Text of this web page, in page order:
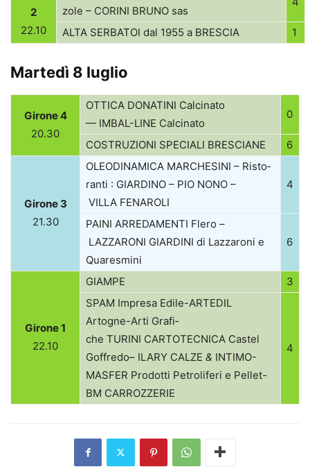
2
22.10
zole – CORINI BRUNO sas
ALTA SERBATOI dal 1955 a BRESCIA 1
Martedì 8 luglio
Girone 4
20.30
OTTICA DONATINI Cal­ci­nato
— IMBAL-LINE Calcinato
0
COSTRUZIONI SPECIALI BRESCIANE 6
Girone 3
21.30
OLEODINAMICA MARCHESINI – Risto­
ranti : GIARDINO – PIO NONO –
VILLA FENAROLI
4
PAINI ARREDAMENTI Flero –
LAZZARONI GIARDINI di Laz­za­roni e
Quaresmini
6
Girone 1
22.10
GIAMPE
3
SPAM Impresa Edile-ARTEDIL
Artogne-Arti Gra­fi­
che TURINI CARTOTECNICA Castel
Gof­fredo– ILARY CALZE & INTIMO-
MASFER Pro­dotti Petro­li­feri e Pellet-
BM CARROZZERIE
4